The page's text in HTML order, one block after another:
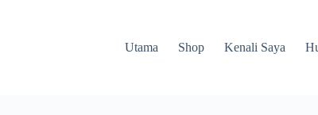
Utama Shop Kenali Saya